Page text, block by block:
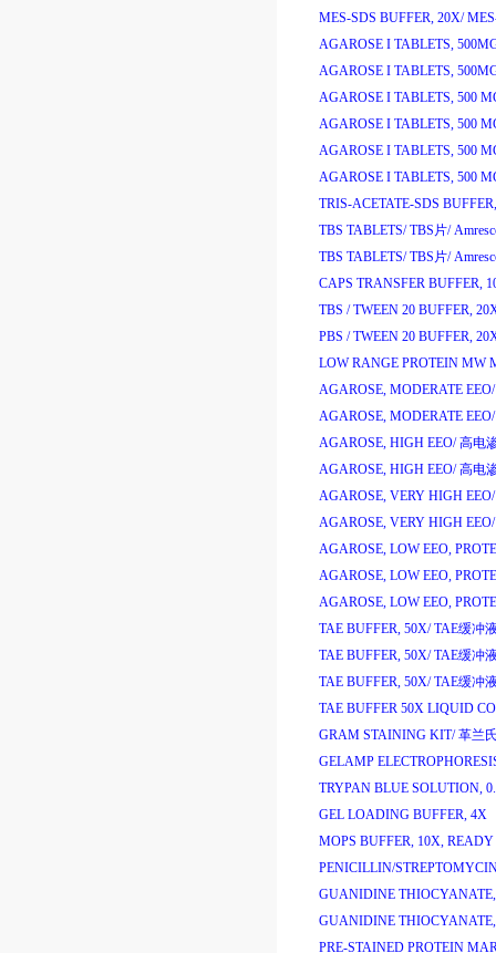
MES-SDS BUFFER, 20X/
AGAROSE I TABLETS,
AGAROSE I TABLETS,
AGAROSE I TABLETS, 500
AGAROSE I TABLETS, 500
AGAROSE I TABLETS, 500
AGAROSE I TABLETS, 500
TRIS-ACETATE-SDS
TBS TABLETS/ TBS 片/
TBS TABLETS/ TBS 片/
CAPS TRANSFER BUFFER,
TBS / TWEEN 20 BUFFER,
PBS / TWEEN 20 BUFFER,
LOW RANGE PROTEIN MW
AGAROSE, MODERATE EEO/
AGAROSE, MODERATE EEO/
AGAROSE, HIGH EEO/ 高电
AGAROSE, HIGH EEO/ 高电
AGAROSE, VERY HIGH EEO/
AGAROSE, VERY HIGH EEO/
AGAROSE, LOW EEO,
AGAROSE, LOW EEO,
AGAROSE, LOW EEO,
TAE BUFFER, 50X/ TAE缓冲
TAE BUFFER, 50X/ TAE缓冲
TAE BUFFER, 50X/ TAE缓冲
TAE BUFFER 50X LIQUID
GRAM STAINING KIT/ 革兰
GELAMP
TRYPAN BLUE SOLUTION,
GEL LOADING BUFFER, 4X
MOPS BUFFER, 10X,
PENICILLIN/
GUANIDINE
GUANIDINE
PRE-STAINED PROTEIN